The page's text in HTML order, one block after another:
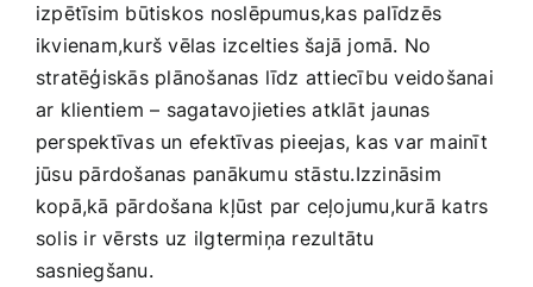
Rotaļlietas, bērnu preces
Smaržas, kosmētika
Sports, tūrisms un atpūta
TV un Sadzīves tehnika
izpētīsim būtiskos noslēpumus,kas palīdzēs
ikvienam,kurš vēlas izcelties šajā jomā.‌ No
stratēģiskās plānošanas līdz attiecību veidošanai
ar‍ klientiem – sagatavojieties ‌atklāt jaunas
perspektīvas un efektīvas pieejas, kas var mainīt
jūsu pārdošanas panākumu stāstu.Izzināsim
kopā,kā pārdošana kļūst par ceļojumu,kurā katrs‌
solis ir vērsts uz⁢ ilgtermiņa​ rezultātu
sasniegšanu.